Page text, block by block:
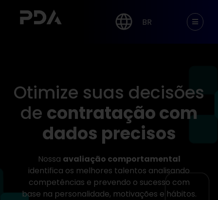
BR
Otimize suas decisões
de contratação com
dados precisos
Nossa avaliação comportamental
identifica os melhores talentos analisando
competências e prevendo o sucesso com
base na personalidade, motivações e hábitos.